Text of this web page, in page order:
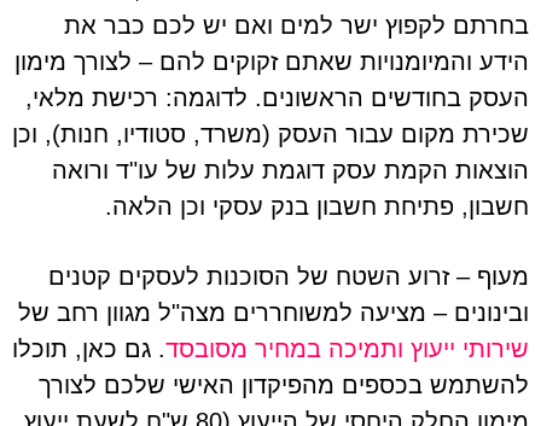
בחרתם לקפוץ ישר למים ואם יש לכם כבר את
הידע והמיומנויות שאתם זקוקים להם – לצורך מימון
העסק בחודשים הראשונים. לדוגמה: רכישת מלאי,
שכירת מקום עבור העסק (משרד, סטודיו, חנות), וכן
הוצאות הקמת עסק דוגמת עלות של עו"ד ורואה
חשבון, פתיחת חשבון בנק עסקי וכן הלאה.
מעוף – זרוע השטח של הסוכנות לעסקים קטנים
ובינונים – מציעה למשוחררים מצה"ל מגוון רחב של
שירותי ייעוץ ותמיכה במחיר מסובסד. גם כאן, תוכלו
להשתמש בכספים מהפיקדון האישי שלכם לצורך